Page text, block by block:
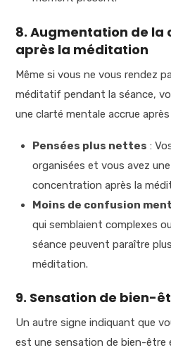
8. Augmentation de la
après la méditation
Même si vous ne vous rendez
méditatif pendant la séance,
une clarté mentale accrue
Pensées plus nettes :
organisées et vous avez
concentration après la
Moins de confusion
qui semblaient complexes
séance peuvent paraître
méditation.
9. Sensation de bien-
Un autre signe indiquant que
est une sensation de bien-être